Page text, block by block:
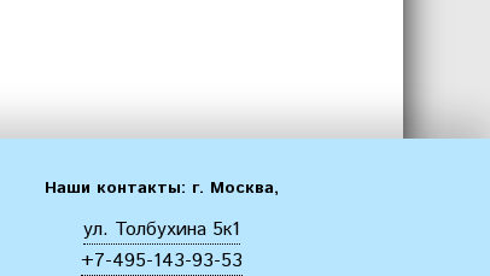
Наши контакты: г. Москва,
ул. Толбухина 5к1
+7-495-143-93-53